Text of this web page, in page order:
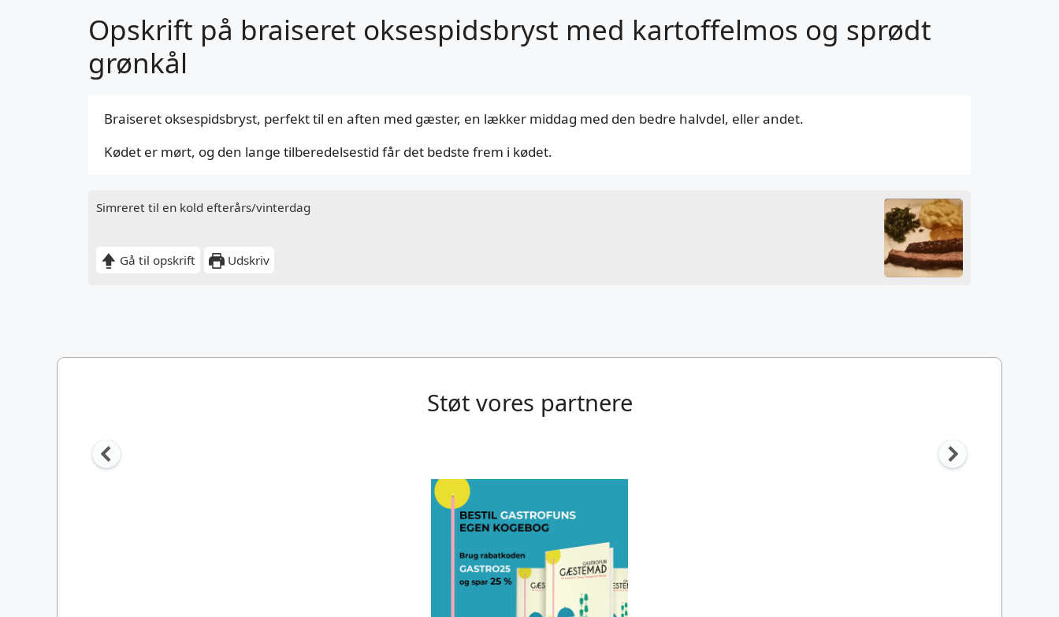
Simreret til en kold efterårs/vinterdag
Gå til opskrift Udskriv
Opskrift på braiseret oksespidsbryst med kartoffelmos og sprødt
grønkål
Braiseret oksespidsbryst, perfekt til en aften med gæster, en lækker middag med den bedre halvdel, eller andet.
Kødet er mørt, og den lange tilberedelsestid får det bedste frem i kødet.
Støt vores partnere